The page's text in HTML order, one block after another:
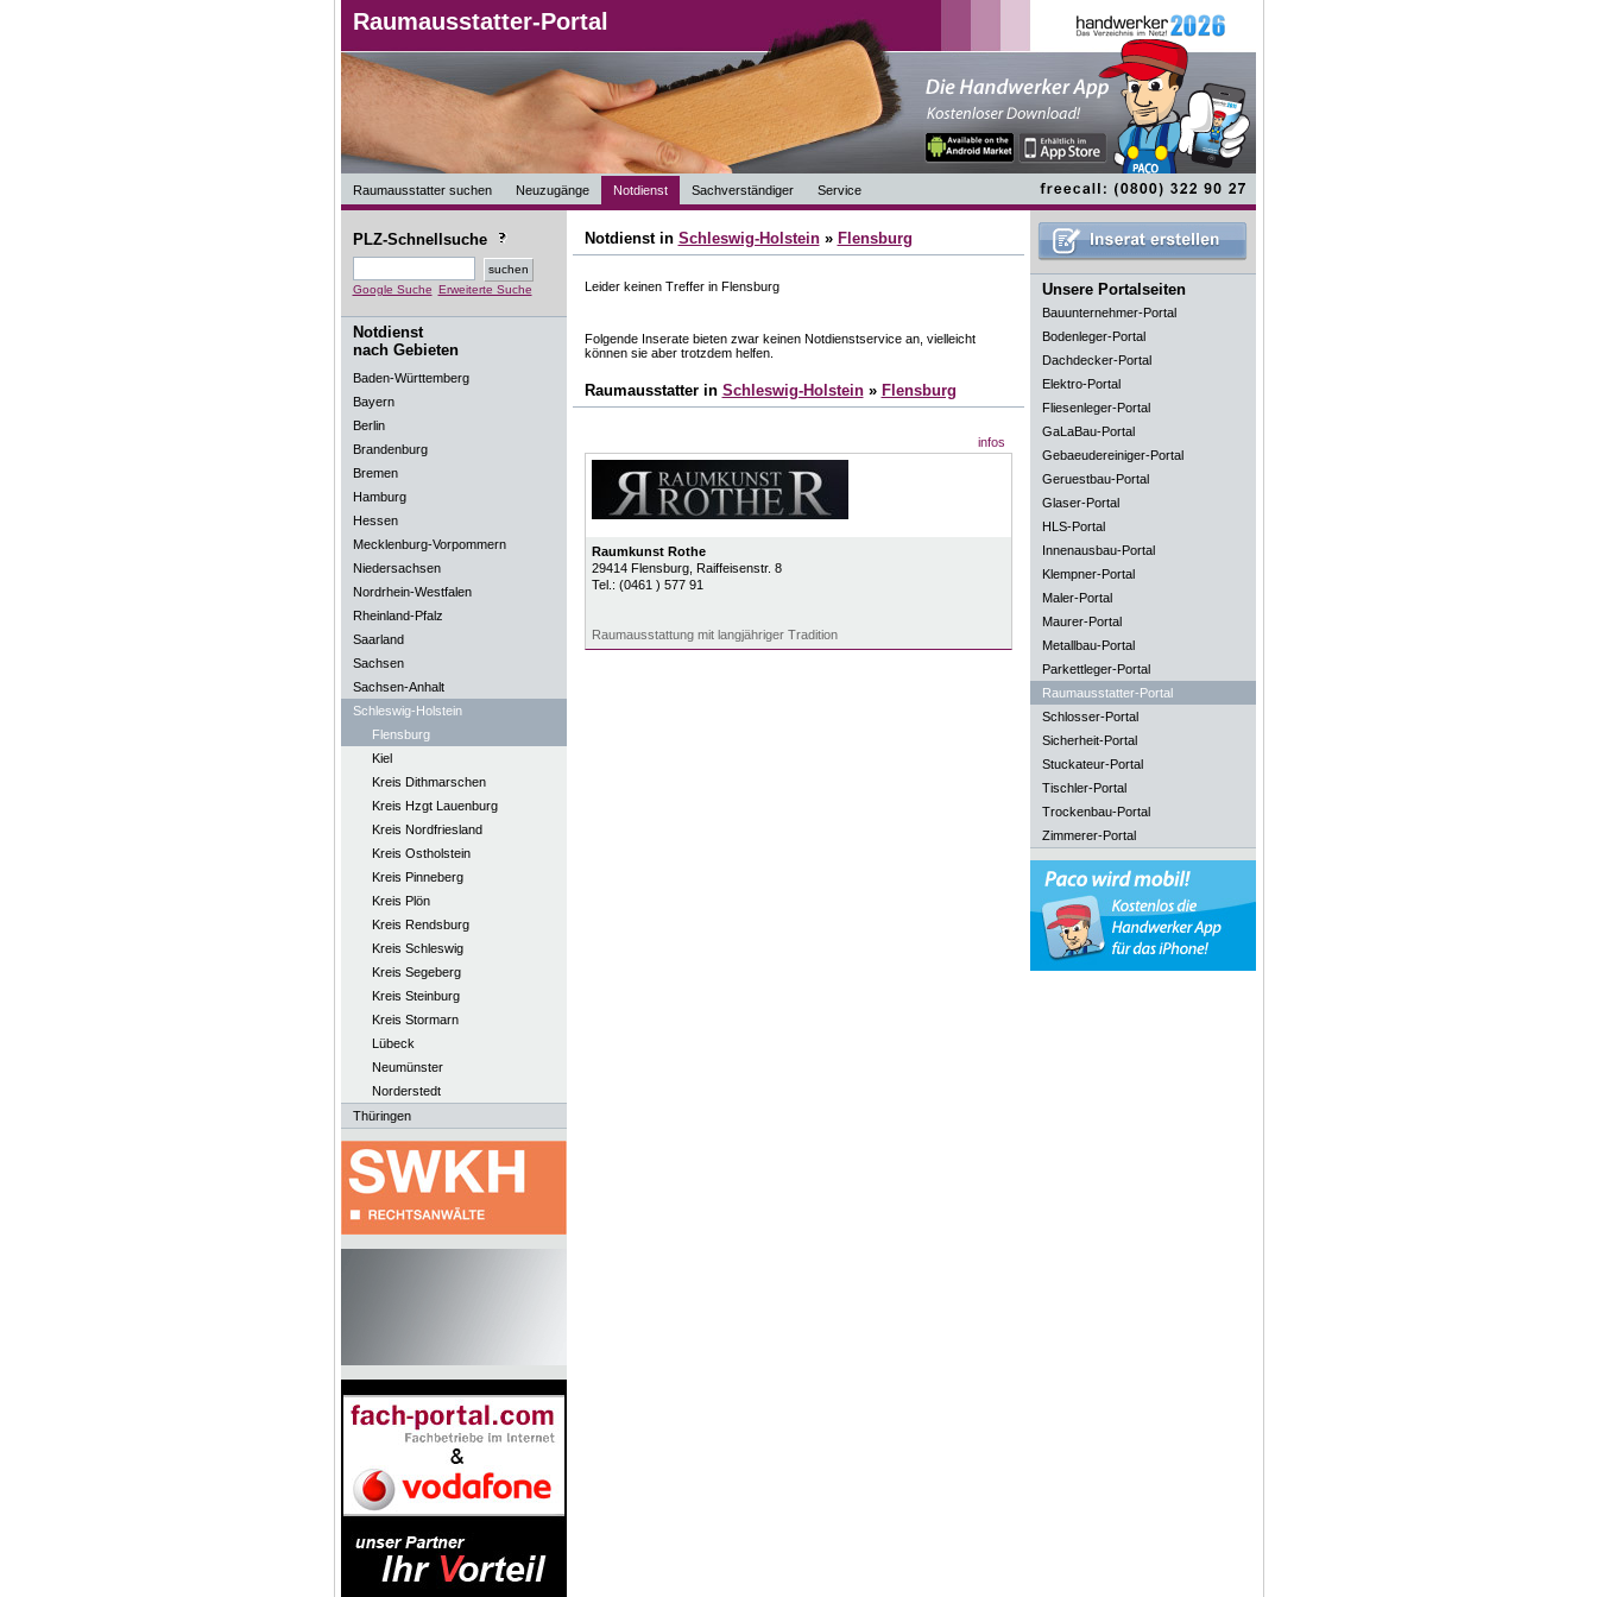
Raumausstatter-Portal
Raumausstatter suchen Neuzugänge Notdienst Sachverständiger Service
PLZ-Schnellsuche
Google Suche Erweiterte Suche
Notdienst
nach Gebieten
Baden-Württemberg
Bayern
Berlin
Brandenburg
Bremen
Hamburg
Hessen
Mecklenburg-Vorpommern
Niedersachsen
Nordrhein-Westfalen
Rheinland-Pfalz
Saarland
Sachsen
Sachsen-Anhalt
Schleswig-Holstein
Flensburg
Kiel
Kreis Dithmarschen
Kreis Hzgt Lauenburg
Kreis Nordfriesland
Kreis Ostholstein
Kreis Pinneberg
Kreis Plön
Kreis Rendsburg
Kreis Schleswig
Kreis Segeberg
Kreis Steinburg
Kreis Stormarn
Lübeck
Neumünster
Norderstedt
Thüringen
Notdienst in Schleswig-Holstein» Flensburg
Leider keinen Treffer in Flensburg
Folgende Inserate bieten zwar keinen Notdienstservice an, vielleicht
können sie aber trotzdem helfen.
Raumausstatter in Schleswig-Holstein» Flensburg
infos
Raumkunst Rothe
29414 Flensburg, Raiffeisenstr. 8
Tel.: (0461 ) 577 91
Raumausstattung mit langjähriger Tradition
Unsere Portalseiten
Bauunternehmer-Portal
Bodenleger-Portal
Dachdecker-Portal
Elektro-Portal
Fliesenleger-Portal
GaLaBau-Portal
Gebaeudereiniger-Portal
Geruestbau-Portal
Glaser-Portal
HLS-Portal
Innenausbau-Portal
Klempner-Portal
Maler-Portal
Maurer-Portal
Metallbau-Portal
Parkettleger-Portal
Raumausstatter-Portal
Schlosser-Portal
Sicherheit-Portal
Stuckateur-Portal
Tischler-Portal
Trockenbau-Portal
Zimmerer-Portal